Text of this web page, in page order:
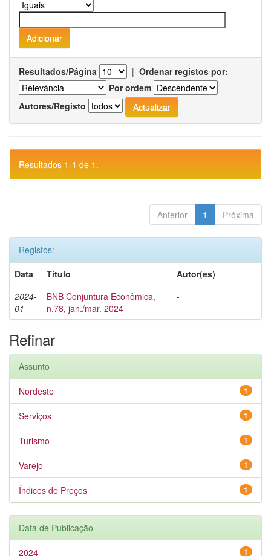
Resultados/Página | Ordenar registos por:
Por ordem
Autores/Registo
Resultados 1-1 de 1.
Anterior 1 Próxima
Registos:
Data
Título
Autor(es)
2024-
01
BNB Conjuntura Econômica,
n.78, jan./mar. 2024
-
Refinar
Assunto
1
Nordeste
1
Serviços
1
Turismo
1
Varejo
1
Índices de Preços
Data de Publicação
1
2024